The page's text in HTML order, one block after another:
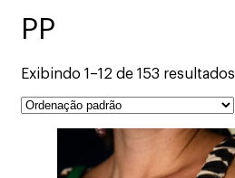
PP
Exibindo 1–12 de 153 resultados